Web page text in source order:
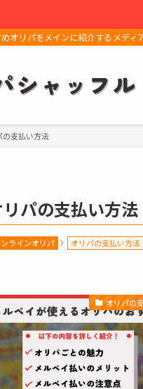
オリパをメインに紹介するメディ
の支払い方法
パの支払い方法
ラインオリパ オリパの支払い方法
オリパの